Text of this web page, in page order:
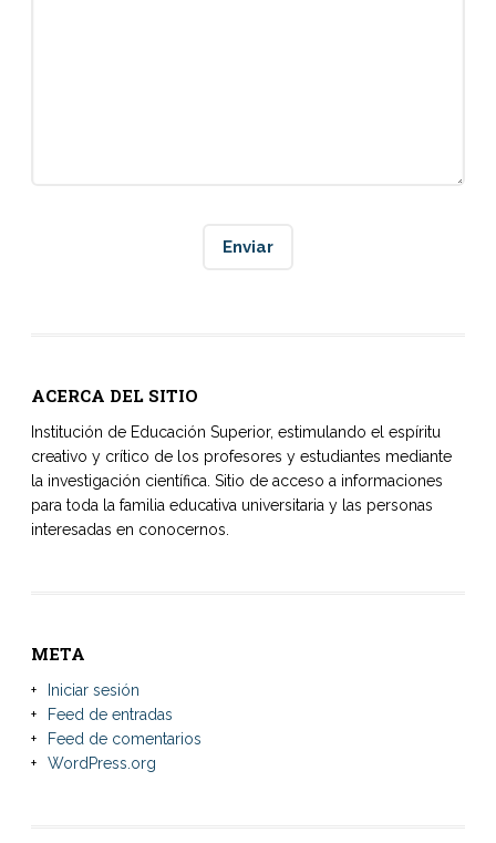
ACERCA DEL SITIO
Institución de Educación Superior, estimulando el espíritu
creativo y crítico de los profesores y estudiantes mediante
la investigación científica. Sitio de acceso a informaciones
para toda la familia educativa universitaria y las personas
interesadas en conocernos.
META
Iniciar sesión
Feed de entradas
Feed de comentarios
WordPress.org